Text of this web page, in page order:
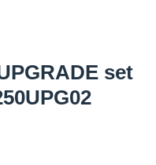
set